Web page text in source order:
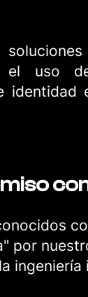
el uso
identidad
por